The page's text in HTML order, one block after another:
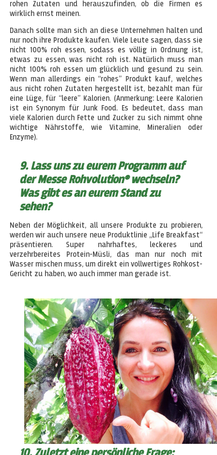
rohen Zutaten und herauszufinden, ob die Firmen es
wirklich ernst meinen.
Danach sollte man sich an diese Unternehmen halten und
nur noch ihre Produkte kaufen. Viele Leute sagen, dass sie
nicht 100% roh essen, sodass es völlig in Ordnung ist,
etwas zu essen, was nicht roh ist. Natürlich muss man
nicht 100% roh essen um glücklich und gesund zu sein.
Wenn man allerdings ein “rohes” Produkt kauf, welches
aus nicht rohen Zutaten hergestellt ist, bezahlt man für
eine Lüge, für “leere” Kalorien. (Anmerkung: Leere Kalorien
ist ein Synonym für Junk Food. Es bedeutet, dass man
viele Kalorien durch Fette und Zucker zu sich nimmt ohne
wichtige Nährstoffe, wie Vitamine, Mineralien oder
Enzyme).
9. Lass uns zu eurem Programm auf
der Messe Rohvolution® wechseln?
Was gibt es an eurem Stand zu
sehen?
Neben der Möglichkeit, all unsere Produkte zu probieren,
werden wir auch unsere neue Produktlinie „Life Breakfast“
präsentieren. Super nahrhaftes, leckeres und
verzehrbereites Protein-Müsli, das man nur noch mit
Wasser mischen muss, um direkt ein vollwertiges Rohkost-
Gericht zu haben, wo auch immer man gerade ist.